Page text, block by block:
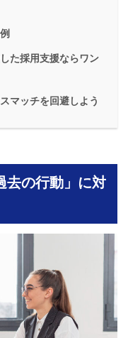
た採用支援ならワン
マッチを回避しよう
去の行動」に対